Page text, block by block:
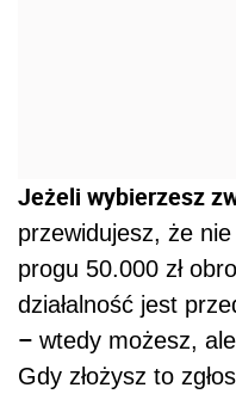
Jeżeli wybierzesz
przewidujesz, że
progu 50.000 zł
działalność jest
– wtedy możesz,
Gdy złożysz to